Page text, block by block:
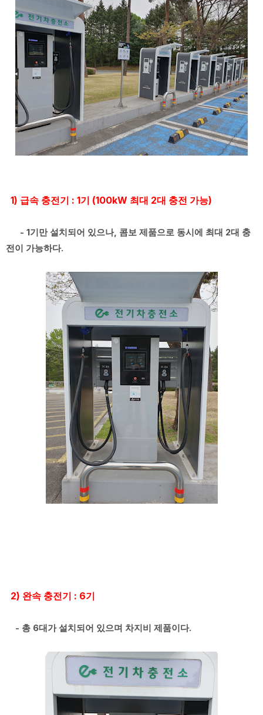
1) 급속 충전기 : 1기 (100kW 최대 2대 충전 가능)
- 1기만 설치되어 있으나, 콤보 제품으로 동시에 최대 2대 충
전이 가능하다.
2) 완속 충전기 : 6기
- 총 6대가 설치되어 있으며 차지비 제품이다.